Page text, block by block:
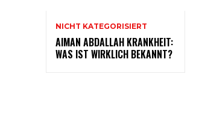
NICHT KATEGORISIERT
AIMAN ABDALLAH KRANKHEIT:
WAS IST WIRKLICH BEKANNT?